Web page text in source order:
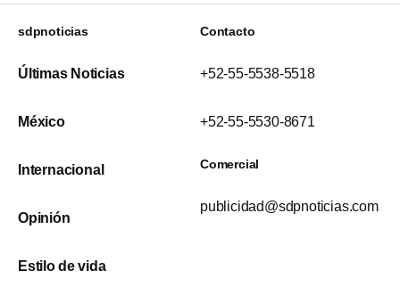
sdpnoticias
Últimas Noticias
México
Internacional
Opinión
Estilo de vida
Contacto
+52-55-5538-5518
+52-55-5530-8671
Comercial
publicidad@sdpnoticias.com